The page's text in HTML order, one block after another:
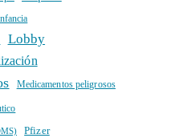
Lobby
Medicamentos peligrosos
Pfizer